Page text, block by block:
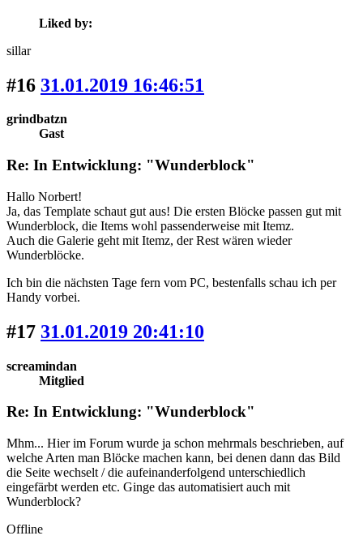
Liked by:
sillar
#16 31.01.2019 16:46:51
grindbatzn
Gast
Re: In Entwicklung: "Wunderblock"
Hallo Norbert!
Ja, das Template schaut gut aus! Die ersten Blöcke passen gut mit
Wunderblock, die Items wohl passenderweise mit Itemz.
Auch die Galerie geht mit Itemz, der Rest wären wieder
Wunderblöcke.
Ich bin die nächsten Tage fern vom PC, bestenfalls schau ich per
Handy vorbei.
#17 31.01.2019 20:41:10
screamindan
Mitglied
Re: In Entwicklung: "Wunderblock"
Mhm... Hier im Forum wurde ja schon mehrmals beschrieben, auf
welche Arten man Blöcke machen kann, bei denen dann das Bild
die Seite wechselt / die aufeinanderfolgend unterschiedlich
eingefärbt werden etc. Ginge das automatisiert auch mit
Wunderblock?
Offline